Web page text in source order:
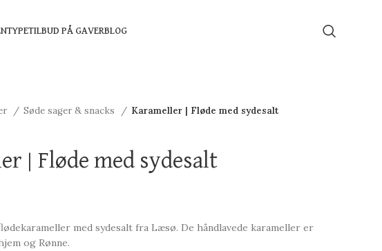
TYPETILBUD PÅ GAVERBLOG
Søde sager & snacks Karameller | Fløde med sydesalt
| Fløde med sydesalt
med sydesalt fra Læsø. De håndlavede karameller er
og Rønne.